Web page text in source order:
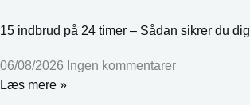
15 indbrud på 24 timer – Sådan sikrer du dig
06/08/2026 Ingen kommentarer
Læs mere »